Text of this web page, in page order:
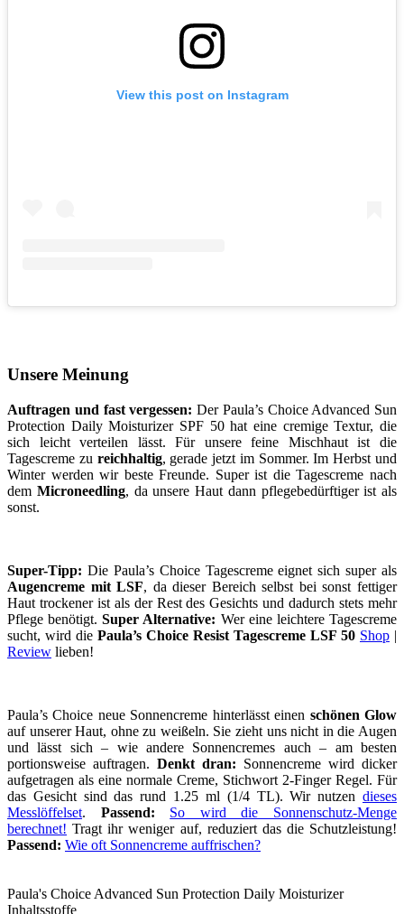
View this post on Instagram
Unsere Meinung
Auftragen und fast vergessen: Der Paula’s Choice Advanced Sun
Protection Daily Moisturizer SPF 50 hat eine cremige Textur, die
sich leicht verteilen lässt. Für unsere feine Mischhaut ist die
Tagescreme zu reichhaltig, gerade jetzt im Sommer. Im Herbst und
Winter werden wir beste Freunde. Super ist die Tagescreme nach
dem Microneedling, da unsere Haut dann pflegebedürftiger ist als
sonst.
Super-Tipp: Die Paula’s Choice Tagescreme eignet sich super als
Augencreme mit LSF, da dieser Bereich selbst bei sonst fettiger
Haut trockener ist als der Rest des Gesichts und dadurch stets mehr
Pflege benötigt.Super Alternative: Wer eine leichtere Tagescreme
sucht, wird die Paula’s Choice Resist Tagescreme LSF 50 Shop |
Review lieben!
Paula’s Choice neue Sonnencreme hinterlässt einen schönen Glow
auf unserer Haut, ohne zu weißeln. Sie zieht uns nicht in die Augen
und lässt sich – wie andere Sonnencremes auch – am besten
portionsweise auftragen. Denkt dran: Sonnencreme wird dicker
aufgetragen als eine normale Creme, Stichwort 2-Finger Regel. Für
das Gesicht sind das rund 1.25 ml (1/4 TL). Wir nutzen dieses
Messlöffelset. Passend:
So wird die Sonnenschutz-Menge
berechnet! Tragt ihr weniger auf, reduziert das die Schutzleistung!
Passend: Wie oft Sonnencreme auffrischen?
Paula's Choice Advanced Sun Protection Daily Moisturizer
Inhaltsstoffe